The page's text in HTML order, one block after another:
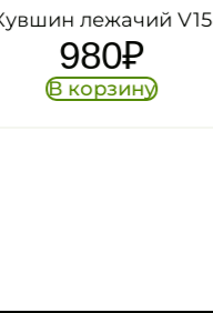
лежачий V15
980₽
В корзину